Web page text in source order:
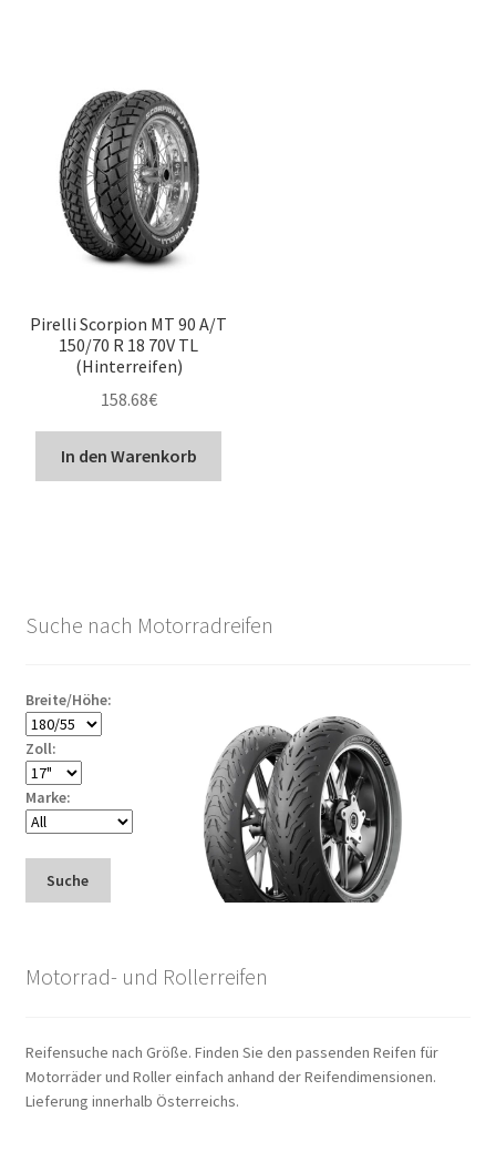
Pirelli Scorpion MT 90 A/T
150/70 R 18 70V TL
(Hinterreifen)
158.68€
In den Warenkorb
Suche nach Motorradreifen
Breite/Höhe:
Zoll:
Marke:
Suche
Motorrad- und Rollerreifen
Reifensuche nach Größe. Finden Sie den passenden Reifen für
Motorräder und Roller einfach anhand der Reifendimensionen.
Lieferung innerhalb Österreichs.